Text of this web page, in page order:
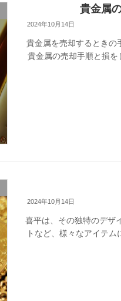
貴金属
2024年10月14日
貴金属を売却するときの
貴金属の売却手順と損
2024年10月14日
喜平は、その独特のデザ
トなど、様々なアイテ